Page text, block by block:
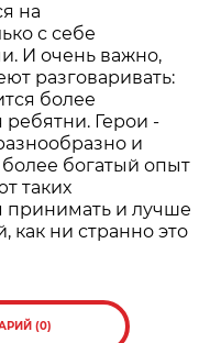
на
с себе
И очень важно,
разговаривать:
более
Герои -
и
богатый опыт
таких
принимать и лучше
ни странно это
(0)